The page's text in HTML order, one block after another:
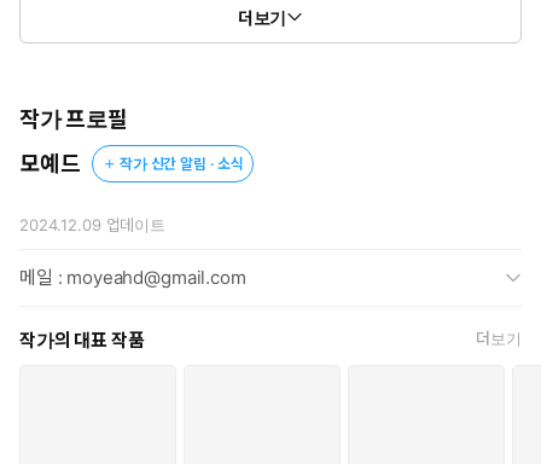
“하여 혼자 두지 말라는 것이냐?”
“발현통을 앓는 형제를 혼자 두시려 했습니까?”
한편, 혼돈원의 발생 빈도는 비정상적으로 증가하며
그 배후에 인위적인 개입이 존재할 가능성이 엿보이는데…….
더보기
작가 프로필
모예드
작가 신간 알림 · 소식
2024.12.09 업데이트
메일 : moyeahd@gmail.com
작가의 대표 작품 더보기